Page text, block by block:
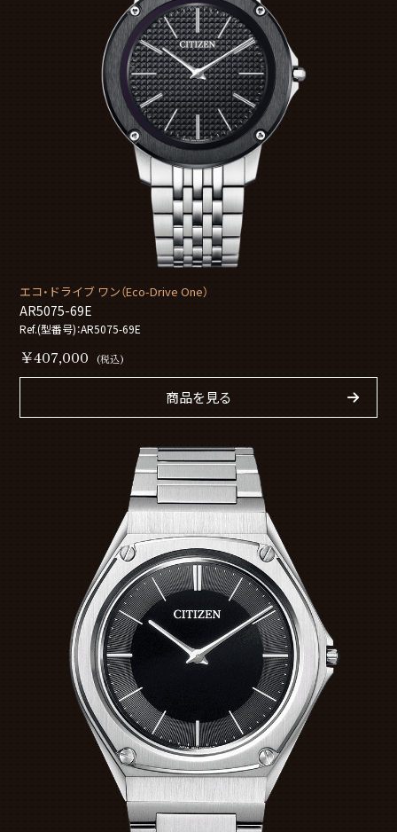
エコ・ドライブ ワン（Eco-Drive One）
AR5075-69E
Ref.(型番号)：AR5075-69E
￥407,000 (税込)
商品を見る